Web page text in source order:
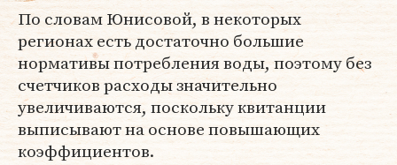
По словам Юнисовой, в некоторых
регионах есть достаточно большие
нормативы потребления воды, поэтому без
счетчиков расходы значительно
увеличиваются, поскольку квитанции
выписывают на основе повышающих
коэффициентов.